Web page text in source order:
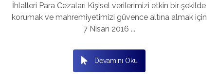
İhlalleri Para Cezaları Kişisel verilerimizi etkin bir şekilde
korumak ve mahremiyetimizi güvence altına almak için
7 Nisan 2016 ...
Devamını Oku